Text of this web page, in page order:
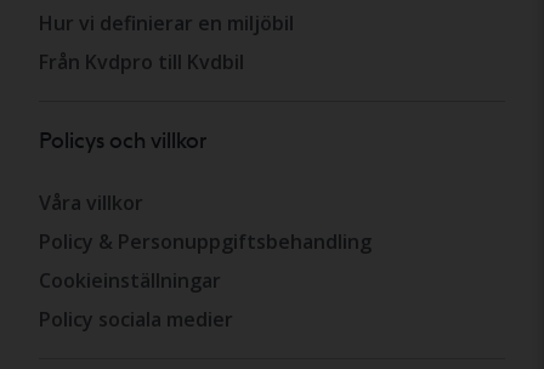
Hur vi definierar en miljöbil
Från Kvdpro till Kvdbil
Policys och villkor
Våra villkor
Policy & Personuppgiftsbehandling
Cookieinställningar
Policy sociala medier